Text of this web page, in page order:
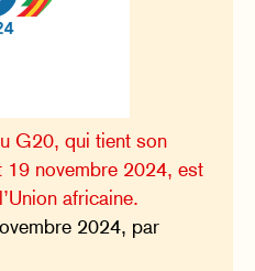
G20, qui tient son
novembre 2024, est
africaine.
2024, par